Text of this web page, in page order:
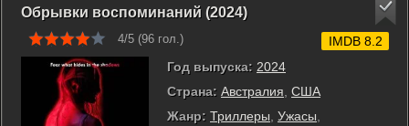
Обрывки воспоминаний (2024)
4/5 (96 гол.)
Год выпуска: 2024
Страна: Австралия США
Жанр: Триллеры Ужасы
IMDB 8.2